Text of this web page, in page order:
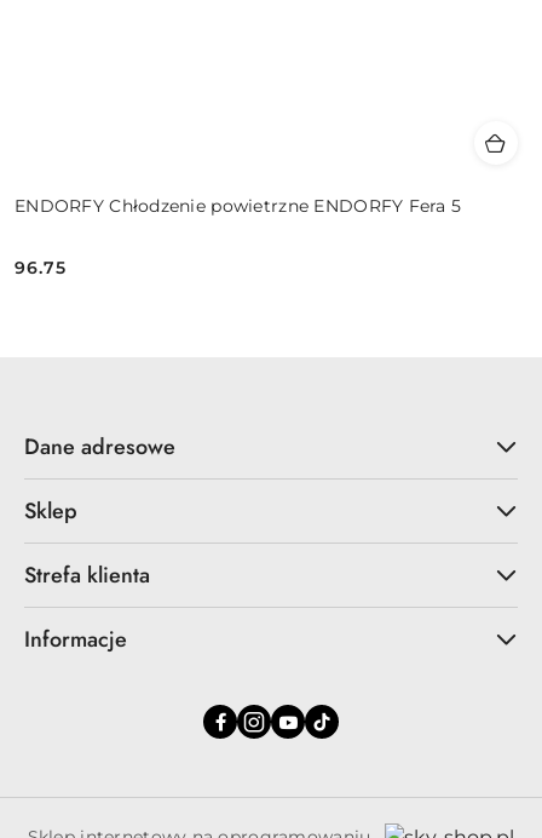
ENDORFY Chłodzenie powietrzne ENDORFY Fera 5
Cena:
96.75
Dane adresowe
Sklep
Strefa klienta
Informacje